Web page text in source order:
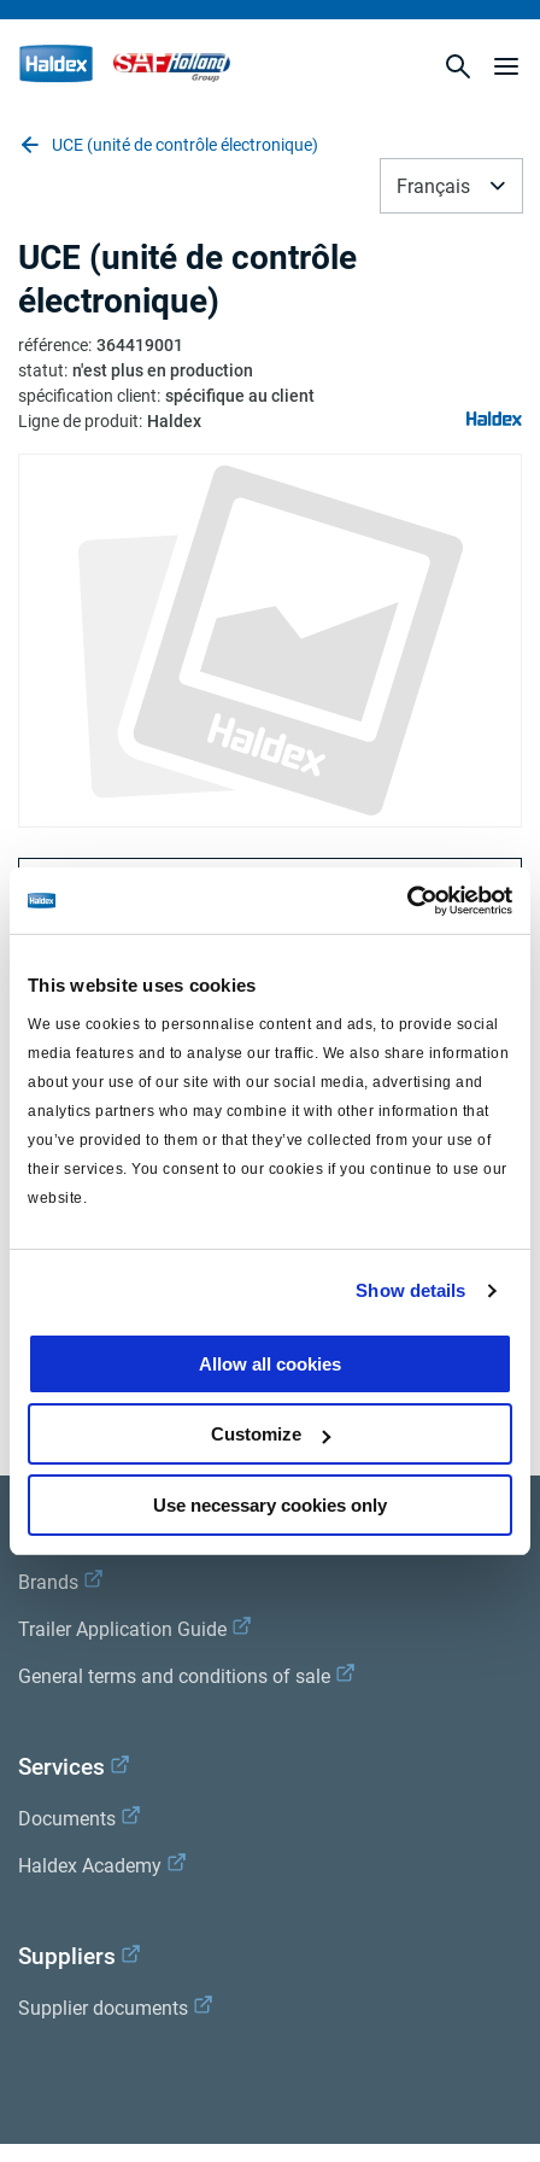
This website uses cookies
We use cookies to personnalise content and ads, to provide social
media features and to analyse our traffic. We also share information
about your use of our site with our social media, advertising and
analytics partners who may combine it with other information that
you’ve provided to them or that they’ve collected from your use of
their services. You consent to our cookies if you continue to use our
website.
Show details
Allow all cookies
Customize
Use necessary cookies only
UCE (unité de contrôle électronique)
Français
UCE (unité de contrôle
électronique)
référence: 364419001
statut: n'est plus en production
spécification client: spécifique au client
Ligne de produit: Haldex
Prix : Pas de prix
Spécifications techniques
nombre. de capteurs 6
valve
Bibliothèque de documentation sur les produits.
Product catalogue
Brands
Trailer Application Guide
General terms and conditions of sale
Services
Documents
Haldex Academy
Suppliers
Supplier documents